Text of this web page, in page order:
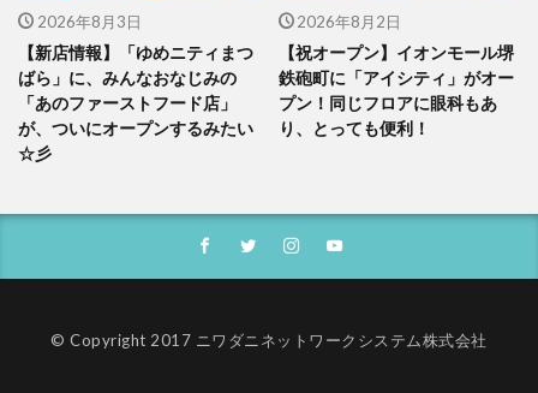
2026年8月3日
【新店情報】「ゆめニティまつ
ばら」に、みんなおなじみの
「あのファーストフード店」
が、ついにオープンするみたい
☆彡
2026年8月2日
【祝オープン】イオンモール堺
鉄砲町に「アイシティ」がオー
プン！同じフロアに眼科もあ
り、とっても便利！
© Copyright 2017 ニワダニネットワークシステム株式会社